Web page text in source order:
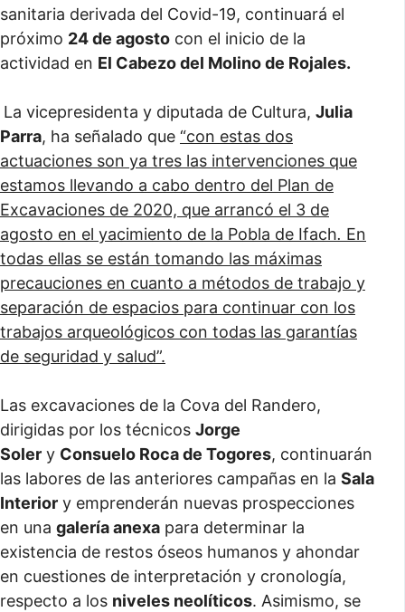
sanitaria derivada del Covid-19, continuará el
próximo 24 de agosto con el inicio de la
actividad en El Cabezo del Molino de Rojales.
La vicepresidenta y diputada de Cultura, Julia
Parra, ha señalado que “con estas dos
actuaciones son ya tres las intervenciones que
estamos llevando a cabo dentro del Plan de
Excavaciones de 2020, que arrancó el 3 de
agosto en el yacimiento de la Pobla de Ifach. En
todas ellas se están tomando las máximas
precauciones en cuanto a métodos de trabajo y
separación de espacios para continuar con los
trabajos arqueológicos con todas las garantías
de seguridad y salud”.
Las excavaciones de la Cova del Randero,
dirigidas por los técnicos Jorge
Soler y Consuelo Roca de Togores, continuarán
las labores de las anteriores campañas en la Sala
Interior y emprenderán nuevas prospecciones
en una galería anexa para determinar la
existencia de restos óseos humanos y ahondar
en cuestiones de interpretación y cronología,
respecto a los niveles neolíticos. Asimismo, se